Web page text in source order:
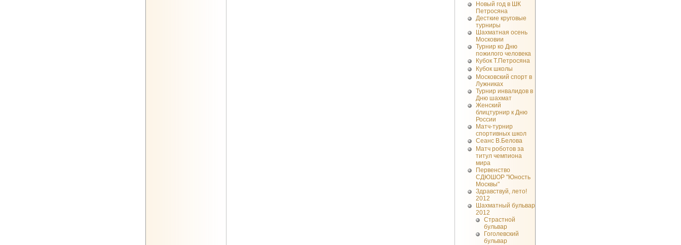
Новый год в ШК
Петросяна
Десткие круговые
турниры
Шахматная осень
Московии
Турнир ко Дню
пожилого человека
Кубок Т.Петросяна
Кубок школы
Московский спорт в
Лужниках
Турнир инвалидов в
Дню шахмат
Женский
блицтурнир к Дню
России
Матч-турнир
спортивных школ
Сеанс В.Белова
Матч роботов за
титул чемпиона
мира
Первенство
СДЮШОР "Юность
Москвы"
Здравствуй, лето!
2012
Шахматный бульвар
2012
Страстной
бульвар
Гоголевский
бульвар